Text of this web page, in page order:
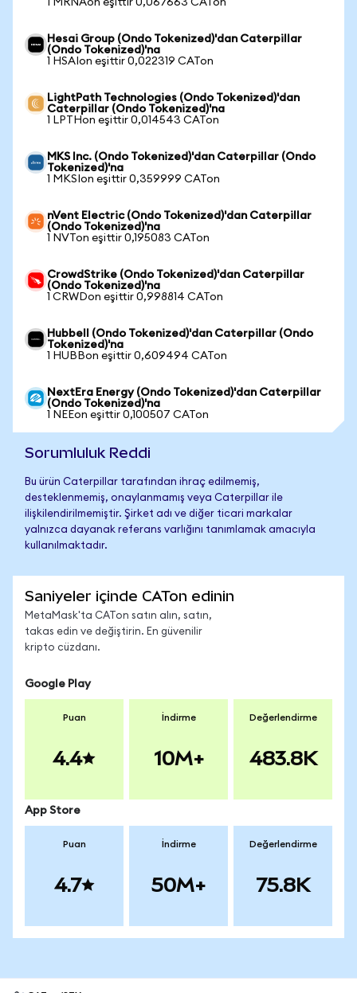
1 MRNAon eşittir 0,067663 CATon
Hesai Group (Ondo Tokenized)'dan Caterpillar
(Ondo Tokenized)'na
1 HSAIon eşittir 0,022319 CATon
LightPath Technologies (Ondo Tokenized)'dan
Caterpillar (Ondo Tokenized)'na
1 LPTHon eşittir 0,014543 CATon
MKS Inc. (Ondo Tokenized)'dan Caterpillar (Ondo
Tokenized)'na
1 MKSIon eşittir 0,359999 CATon
nVent Electric (Ondo Tokenized)'dan Caterpillar
(Ondo Tokenized)'na
1 NVTon eşittir 0,195083 CATon
CrowdStrike (Ondo Tokenized)'dan Caterpillar
(Ondo Tokenized)'na
1 CRWDon eşittir 0,998814 CATon
Hubbell (Ondo Tokenized)'dan Caterpillar (Ondo
Tokenized)'na
1 HUBBon eşittir 0,609494 CATon
NextEra Energy (Ondo Tokenized)'dan Caterpillar
(Ondo Tokenized)'na
1 NEEon eşittir 0,100507 CATon
Sorumluluk Reddi
Bu ürün Caterpillar tarafından ihraç edilmemiş,
desteklenmemiş, onaylanmamış veya Caterpillar ile
ilişkilendirilmemiştir. Şirket adı ve diğer ticari markalar
yalnızca dayanak referans varlığını tanımlamak amacıyla
kullanılmaktadır.
Saniyeler içinde CATon edinin
MetaMask'ta CATon satın alın, satın,
takas edin ve değiştirin. En güvenilir
kripto cüzdanı.
Google Play
Puan
4.4
İndirme
10M+
Değerlendirme
483.8K
App Store
Puan
4.7
İndirme
50M+
Değerlendirme
75.8K